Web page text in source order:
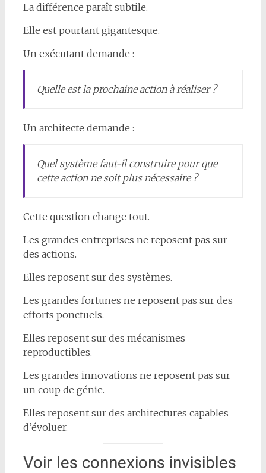
La différence paraît subtile.
Elle est pourtant gigantesque.
Un exécutant demande :
Quelle est la prochaine action à réaliser ?
Un architecte demande :
Quel système faut-il construire pour que
cette action ne soit plus nécessaire ?
Cette question change tout.
Les grandes entreprises ne reposent pas sur
des actions.
Elles reposent sur des systèmes.
Les grandes fortunes ne reposent pas sur des
efforts ponctuels.
Elles reposent sur des mécanismes
reproductibles.
Les grandes innovations ne reposent pas sur
un coup de génie.
Elles reposent sur des architectures capables
d’évoluer.
Voir les connexions invisibles